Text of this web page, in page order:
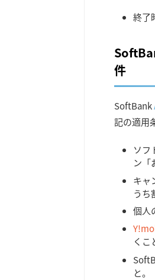
終了
件
SoftBank
記の適用
ソフ
ン「
キャ
うち
個人
くこ
と。